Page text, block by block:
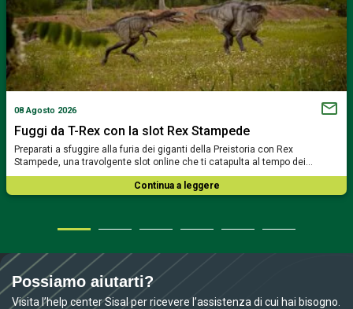
08 Agosto 2026
Fuggi da T-Rex con la slot Rex Stampede
Preparati a sfuggire alla furia dei giganti della Preistoria con Rex
Stampede, una travolgente slot online che ti catapulta al tempo dei…
Continua a leggere
Possiamo aiutarti?
Visita l’help center Sisal per ricevere l’assistenza di cui hai bisogno.